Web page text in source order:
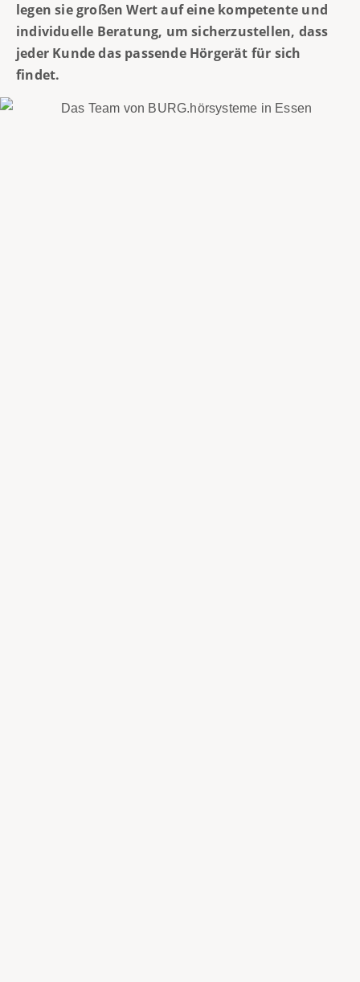
legen sie großen Wert auf eine kompetente und
individuelle Beratung, um sicherzustellen, dass
jeder Kunde das passende Hörgerät für sich
findet.